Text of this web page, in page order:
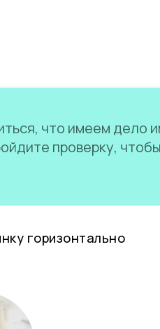
что имеем дело
проверку,
горизонтально